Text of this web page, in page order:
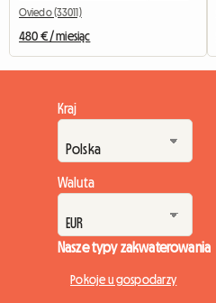
Oviedo (33011)
480 € / miesiąc
Kraj
Waluta
Nasze typy zakwaterowania
Pokoje u gospodarzy